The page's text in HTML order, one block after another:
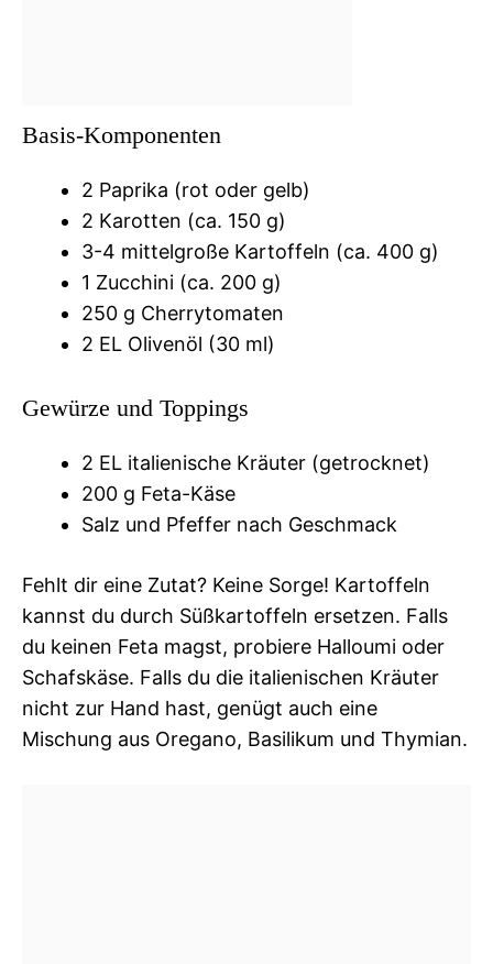
Basis-Komponenten
2 Paprika (rot oder gelb)
2 Karotten (ca. 150 g)
3-4 mittelgroße Kartoffeln (ca. 400 g)
1 Zucchini (ca. 200 g)
250 g Cherrytomaten
2 EL Olivenöl (30 ml)
Gewürze und Toppings
2 EL italienische Kräuter (getrocknet)
200 g Feta-Käse
Salz und Pfeffer nach Geschmack
Fehlt dir eine Zutat? Keine Sorge! Kartoffeln
kannst du durch Süßkartoffeln ersetzen. Falls
du keinen Feta magst, probiere Halloumi oder
Schafskäse. Falls du die italienischen Kräuter
nicht zur Hand hast, genügt auch eine
Mischung aus Oregano, Basilikum und Thymian.